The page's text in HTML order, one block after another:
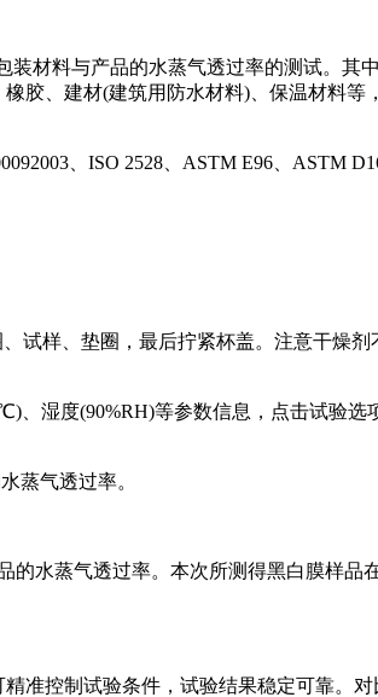
材料与产品的水蒸气透过率的测试。
胶、建材(建筑用防水材料)、保温材料
、ISO 2528、ASTM E96、ASTM
试样、垫圈，最后拧紧杯盖。注意干燥
、湿度(90%RH)等参数信息，点击试验
蒸气透过率。
水蒸气透过率。本次所测得黑白膜样
准控制试验条件，试验结果稳定可靠。